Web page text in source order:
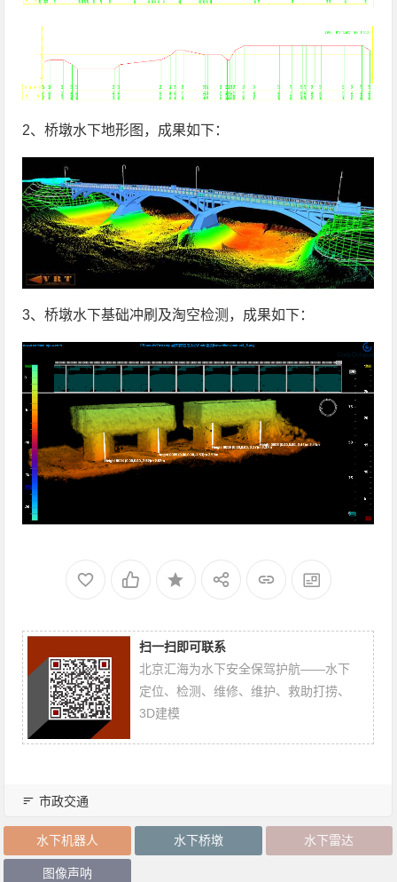
2、桥墩水下地形图，成果如下：
3、桥墩水下基础冲刷及淘空检测，成果如下：
扫一扫即可联系
北京汇海为水下安全保驾护航——水下
定位、检测、维修、维护、救助打捞、
3D建模
市政交通
水下机器人 水下桥墩 水下雷达
图像声呐